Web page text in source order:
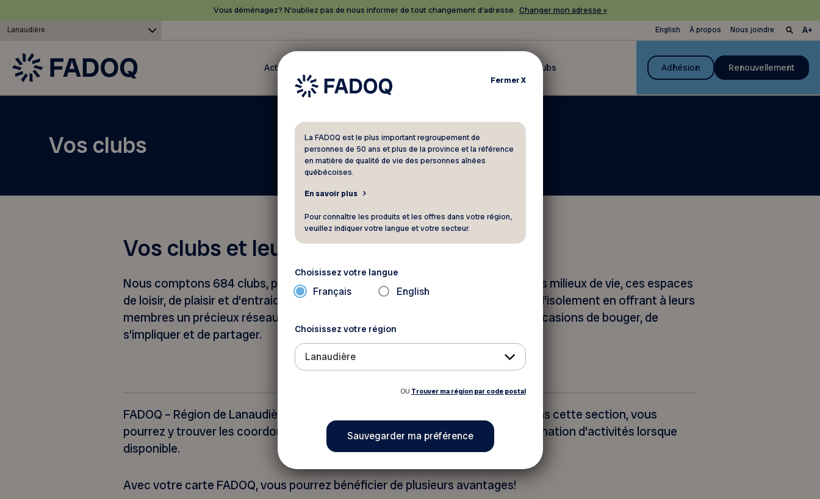
Vous déménagez? N’oubliez pas de nous informer de tout changement d’adresse. Changer mon adresse »
Lanaudière English À propos Nous joindre
Actualités Clubs Adhésion Renouvellement
Vos clubs
Vos clubs et leurs programmations
Nous comptons 684 clubs, présents aux quatre coins de la province. Véritables milieux de vie, ces espaces
de loisir, de plaisir et d’entraide continuent de jouer pleinement leur rôle : briser l’isolement en offrant à leurs
membres un précieux réseau social, tout en leur proposant de nombreuses occasions de bouger, de
s’impliquer et de partager.
FADOQ – Région de Lanaudière chapeaute 44 clubs FADOQ locaux affiliés. Dans cette section, vous
pourrez y trouver les coordonnées des clubs lanaudois ainsi que leur programmation d’activités lorsque
disponible.
Avec votre carte FADOQ, vous pourrez bénéficier de plusieurs avantages!
FermerX
La FADOQ est le plus important regroupement de
personnes de 50 ans et plus de la province et la référence
en matière de qualité de vie des personnes aînées
québécoises.
En savoir plus
Pour connaître les produits et les offres dans votre région,
veuillez indiquer votre langue et votre secteur.
Choisissez votre langue
Français English
Choisissez votre région
Lanaudière
OU Trouver ma région par code postal